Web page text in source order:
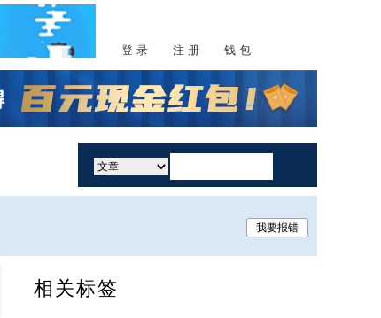
登 录 注 册 钱 包
我要报错
相关标签